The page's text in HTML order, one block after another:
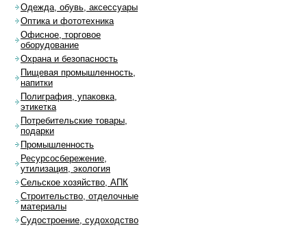
Одежда, обувь, аксессуары
Оптика и фототехника
Офисное, торговое
оборудование
Охрана и безопасность
Пищевая промышленность,
напитки
Полиграфия, упаковка,
этикетка
Потребительские товары,
подарки
Промышленность
Ресурсосбережение,
утилизация, экология
Сельское хозяйство, АПК
Строительство, отделочные
материалы
Судостроение, судоходство